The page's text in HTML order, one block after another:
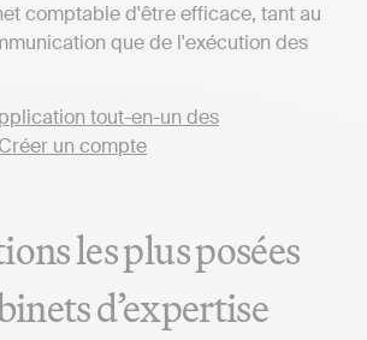
comptable d'être efficace, tant au
que de l'exécution des
les plus posées
d’expertise